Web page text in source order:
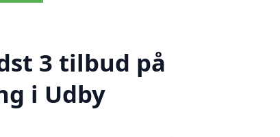
3 tilbud på
i Udby